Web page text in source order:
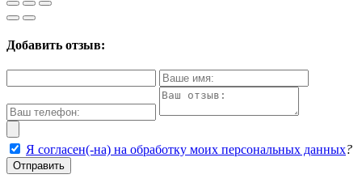
Добавить отзыв:
Я согласен(-на) на обработку моих персональных данных?
Отправить